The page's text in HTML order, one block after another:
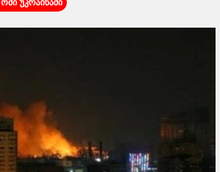
ომი უკრაინაში